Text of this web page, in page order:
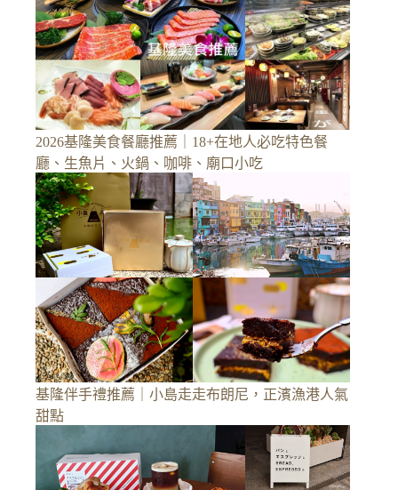
2026基隆美食餐廳推薦｜18+在地人必吃特色餐
廳、生魚片、火鍋、咖啡、廟口小吃
基隆伴手禮推薦｜小島走走布朗尼，正濱漁港人氣
甜點